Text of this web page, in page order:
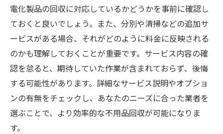
電化製品の回収に対応しているかどうかを事前に確認し
ておくと良いでしょう。また、分別や清掃などの追加サ
ービスがある場合、それがどのように料金に反映される
のかも理解しておくことが重要です。サービス内容の確
認を怠ると、期待していた作業が含まれておらず、後悔
する可能性があります。詳細なサービス説明やオプショ
ンの有無をチェックし、あなたのニーズに合った業者を
選ぶことで、より効率的な不用品回収が可能になりま
す。